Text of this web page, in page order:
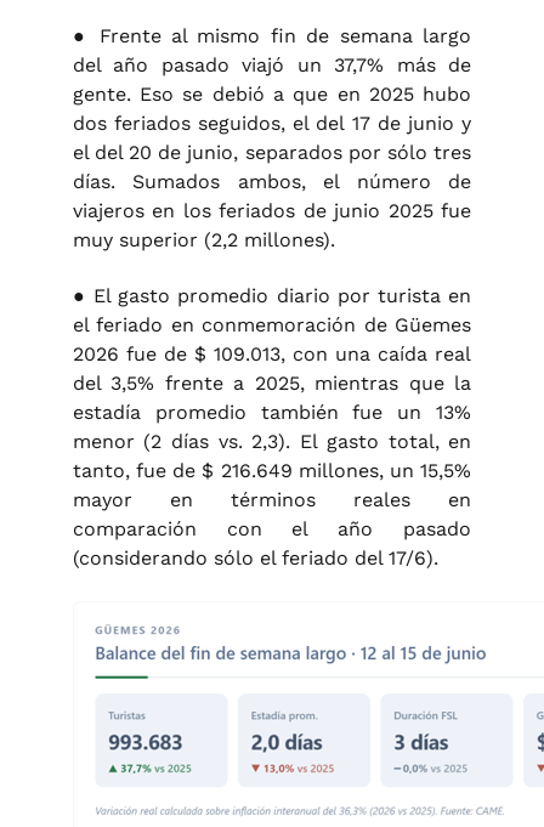
● Frente al mismo fin de semana largo
del año pasado viajó un 37,7% más de
gente. Eso se debió a que en 2025 hubo
dos feriados seguidos, el del 17 de junio y
el del 20 de junio, separados por sólo tres
días. Sumados ambos, el número de
viajeros en los feriados de junio 2025 fue
muy superior (2,2 millones).
● El gasto promedio diario por turista en
el feriado en conmemoración de Güemes
2026 fue de $ 109.013, con una caída real
del 3,5% frente a 2025, mientras que la
estadía promedio también fue un 13%
menor (2 días vs. 2,3). El gasto total, en
tanto, fue de $ 216.649 millones, un 15,5%
mayor en términos reales en
comparación con el año pasado
(considerando sólo el feriado del 17/6).